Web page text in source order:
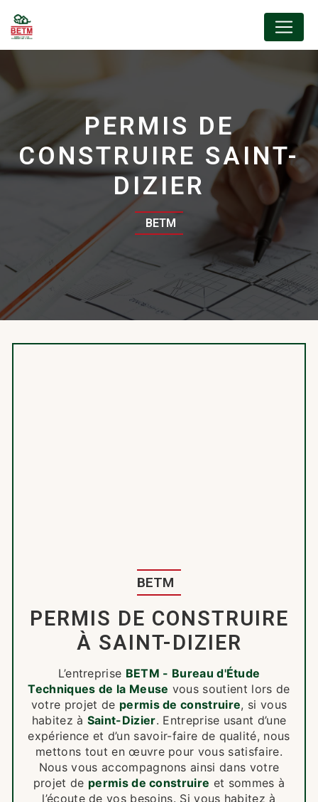
PERMIS DE
CONSTRUIRE SAINT-
DIZIER
BETM
BETM
PERMIS DE CONSTRUIRE
À SAINT-DIZIER
L’entreprise BETM - Bureau d'Étude
Techniques de la Meuse vous soutient lors de
votre projet de permis de construire, si vous
habitez à Saint-Dizier. Entreprise usant d’une
expérience et d’un savoir-faire de qualité, nous
mettons tout en œuvre pour vous satisfaire.
Nous vous accompagnons ainsi dans votre
projet de permis de construire et sommes à
l’écoute de vos besoins. Si vous habitez à